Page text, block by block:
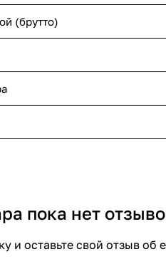
(брутто)
пока нет
и оставьте свой отзыв об